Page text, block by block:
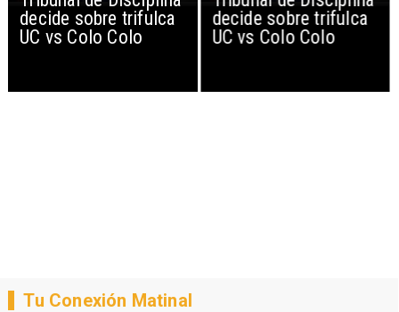
decide sobre trifulca
UC vs Colo Colo
decide sobre trifulca
UC vs Colo Colo
Tu Conexión Matinal